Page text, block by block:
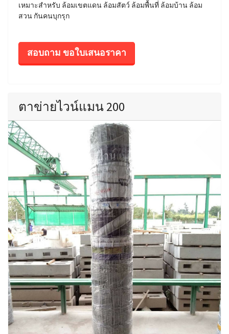
เหมาะสำหรับ ล้อมเขตแดน ล้อมสัตว์ ล้อมพื้นที่ ล้อมบ้าน ล้อม
สวน กันคนบุกรุก
สอบถาม ขอใบเสนอราคา
ตาข่ายไวน์แมน 200